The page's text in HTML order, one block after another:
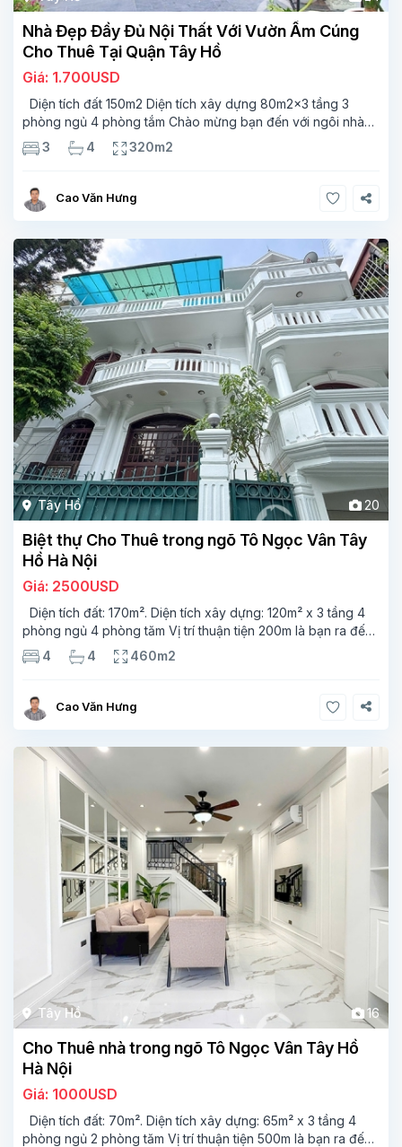
Nhà Đẹp Đầy Đủ Nội Thất Với Vườn Ấm Cúng
Cho Thuê Tại Quận Tây Hồ
Giá: 1.700USD
Diện tích đất 150m2 Diện tích xây dựng 80m2x3 tầng 3
phòng ngủ 4 phòng tắm Chào mừng bạn đến với ngôi nhà
được trang bị nội thất đẹp mắt này, nằm trong khu vực yên
tĩnh và được ưa chuộng của
3 4 320m2
Cao Văn Hưng
Tây Hồ 20
Biệt thự Cho Thuê trong ngõ Tô Ngọc Vân Tây
Hồ Hà Nội
Giá: 2500USD
Diện tích đất: 170m². Diện tích xây dựng: 120m² x 3 tầng 4
phòng ngủ 4 phòng tăm Vị trí thuận tiện 200m là bạn ra đến
Hồ Tây,và công viên ngay trung tâm Tây Hồ, gần với hầu hết
các tiện ích
4 4 460m2
Cao Văn Hưng
Tây Hồ 16
Cho Thuê nhà trong ngõ Tô Ngọc Vân Tây Hồ
Hà Nội
Giá: 1000USD
Diện tích đất: 70m². Diện tích xây dựng: 65m² x 3 tầng 4
phòng ngủ 2 phòng tăm Vị trí thuận tiện 500m là bạn ra đến